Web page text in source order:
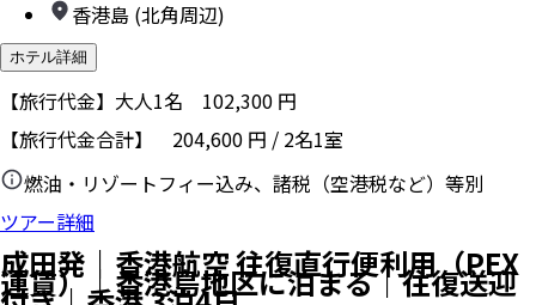
香港島 (北角周辺)
ホテル詳細
【旅行代金】大人1名 102,300 円
【旅行代金合計】 204,600 円 / 2名1室
燃油・リゾートフィー込み、諸税（空港税など）等別
ツアー詳細
成田発｜香港航空 往復直行便利用（PEX
運賃）｜香港島地区に泊まる｜往復送迎